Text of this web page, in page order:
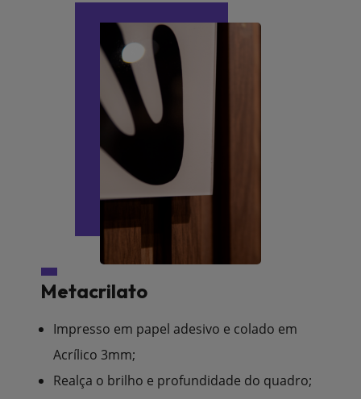
Metacrilato
Impresso em papel adesivo e colado em
Acrílico 3mm;
Realça o brilho e profundidade do quadro;